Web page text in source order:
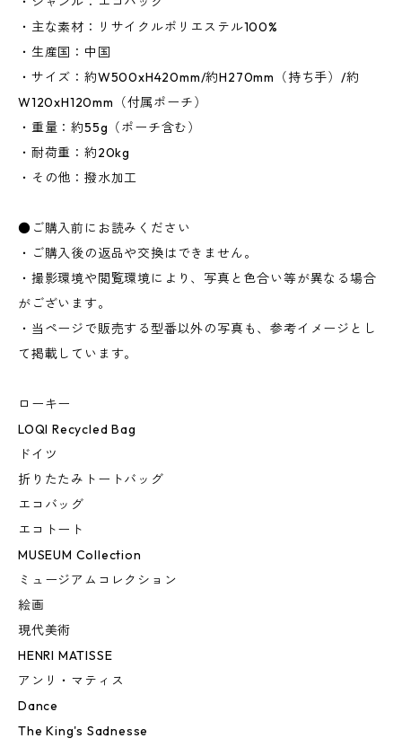
・主な素材：リサイクルポリエステル100%
・生産国：中国
・サイズ：約W500xH420mm/約H270mm（持ち手）/約
W120xH120mm（付属ポーチ）
・重量：約55g（ポーチ含む）
・耐荷重：約20kg
・その他：撥水加工
●ご購入前にお読みください
・ご購入後の返品や交換はできません。
・撮影環境や閲覧環境により、写真と色合い等が異なる場合
がございます。
・当ページで販売する型番以外の写真も、参考イメージとし
て掲載しています。
ローキー
LOQI Recycled Bag
ドイツ
折りたたみトートバッグ
エコバッグ
エコトート
MUSEUM Collection
ミュージアムコレクション
絵画
現代美術
HENRI MATISSE
アンリ・マティス
Dance
The King's Sadnesse